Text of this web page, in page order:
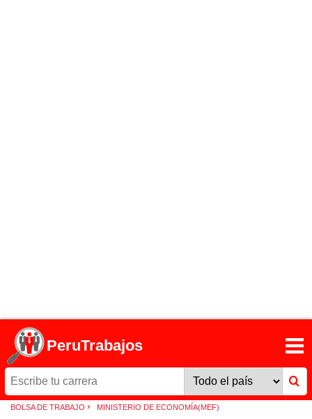
PeruTrabajos
BOLSA DE TRABAJO › MINISTERIO DE ECONOMÍA(MEF)